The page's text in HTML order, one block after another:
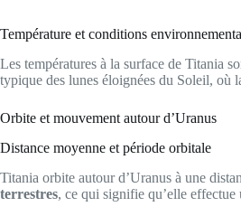
Température et conditions
Les températures à la surface de Titania
typique des lunes éloignées du Soleil, où
Orbite et mouvement autour d’Uranus
Distance moyenne et période orbitale
Titania orbite autour d’Uranus à une
terrestres, ce qui signifie qu’elle